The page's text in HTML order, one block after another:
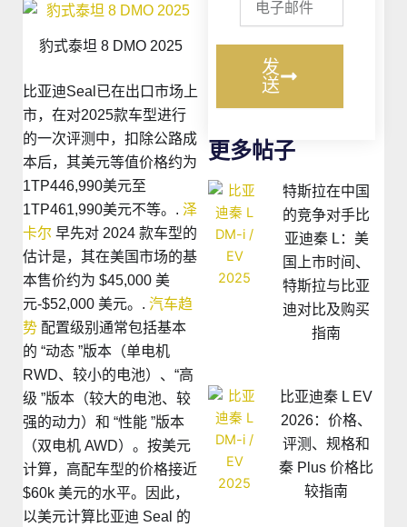
豹式泰坦 8 DMO 2025
比亚迪Seal已在出口市场上
市，在对2025款车型进行
的一次评测中，扣除公路成
本后，其美元等值价格约为
1TP446,990美元至
1TP461,990美元不等。. 泽
卡尔 早先对 2024 款车型的
估计是，其在美国市场的基
本售价约为 $45,000 美
元-$52,000 美元。. 汽车趋
势 配置级别通常包括基本
的 “动态 ”版本（单电机
RWD、较小的电池）、“高
级 ”版本（较大的电池、较
强的动力）和 “性能 ”版本
（双电机 AWD）。按美元
计算，高配车型的价格接近
$60k 美元的水平。因此，
以美元计算比亚迪 Seal 的
发
送
更多帖子
特斯拉在中国
的竞争对手比
亚迪秦 L：美
国上市时间、
特斯拉与比亚
迪对比及购买
指南
比亚迪秦 L EV
2026：价格、
评测、规格和
秦 Plus 价格比
较指南